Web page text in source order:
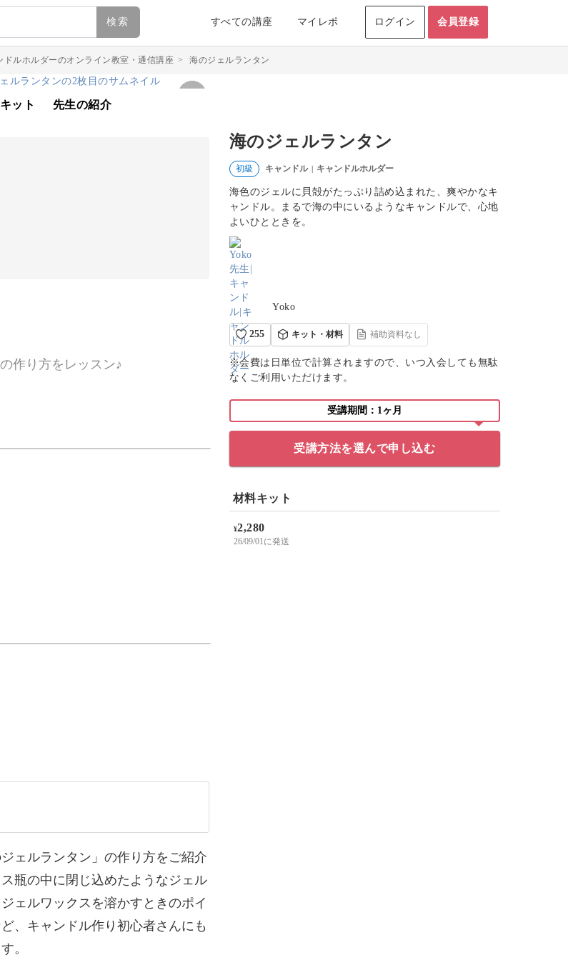
検索 すべての講座 マイレポ ログイン 会員登録
ドルホルダーのオンライン教室・通信講座 > 海のジェルランタン
海のジェルランタン
初級 キャンドル | キャンドルホルダー
海色のジェルに貝殻がたっぷり詰め込まれた、爽やかなキ
ャンドル。まるで海の中にいるようなキャンドルで、心地
よいひとときを。
Yoko
255 キット・材料 補助資料なし
※会費は日単位で計算されますので、いつ入会しても無駄
なくご利用いただけます。
受講期間：1ヶ月
受講方法を選んで申し込む
材料キット
¥2,280
26/09/01に発送
キット 先生の紹介
作り方をレッスン♪
まの夏休みの工作にもおすすめで
ェルランタン」の作り方をご紹介
瓶の中に閉じ込めたようなジェル
ェルワックスを溶かすときのポイ
、キャンドル作り初心者さんにも
。